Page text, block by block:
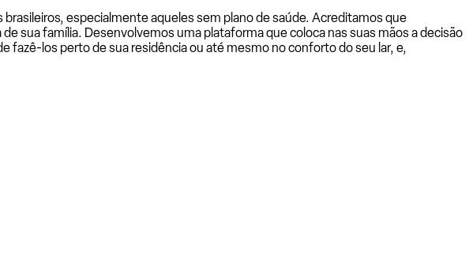
especialmente aqueles sem plano de saúde. Acreditamos que
sua família. Desenvolvemos uma plataforma que coloca nas suas mãos a decisão
fazê-los perto de sua residência ou até mesmo no conforto do seu lar, e,